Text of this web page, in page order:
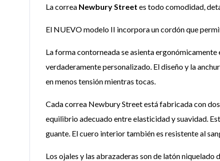
La correa Newbury Street es todo comodidad,
El NUEVO modelo II incorpora un cordón que
La forma contorneada se asienta ergonómicamente
verdaderamente personalizado. El diseño y la
en menos tensión mientras tocas.
Cada correa Newbury Street está fabricada con
equilibrio adecuado entre elasticidad y suavidad.
guante. El cuero interior también es resistente al
Los ojales y las abrazaderas son de latón niquelado